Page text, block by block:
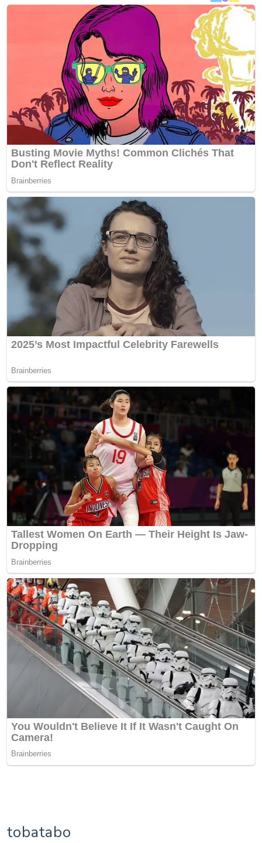
tobatabo